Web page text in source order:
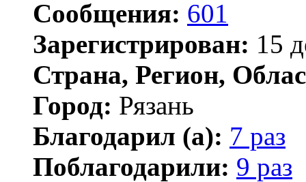
Сообщения: 601
Зарегистрирован: 15
Страна, Регион,
Город: Рязань
Благодарил (а): 7 раз
Поблагодарили: 9 раз